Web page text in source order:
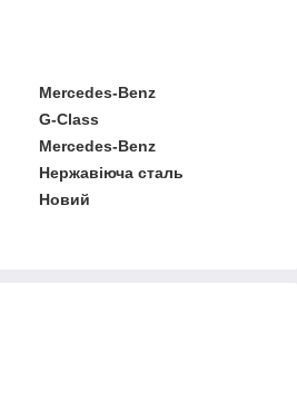
Mercedes-Benz
G-Class
Mercedes-Benz
Нержавіюча сталь
Новий